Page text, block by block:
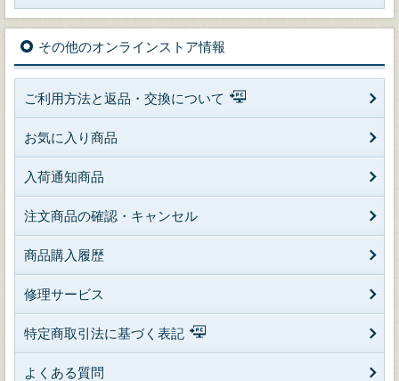
その他のオンラインストア情報
ご利用方法と返品・交換について
お気に入り商品
入荷通知商品
注文商品の確認・キャンセル
商品購入履歴
修理サービス
特定商取引法に基づく表記
よくある質問